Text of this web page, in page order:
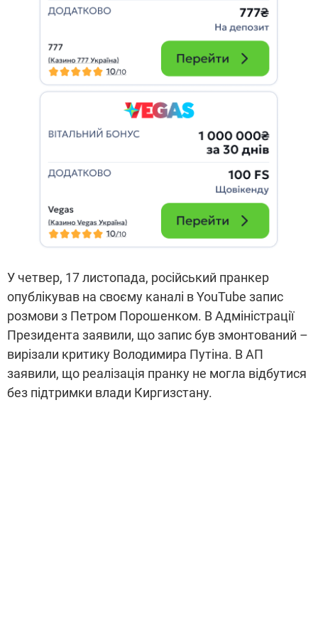
У четвер, 17 листопада, російський пранкер
опублікував на своєму каналі в YouTube запис
розмови з Петром Порошенком. В Адміністрації
Президента заявили, що запис був змонтований –
вирізали критику Володимира Путіна. В АП
заявили, що реалізація пранку не могла відбутися
без підтримки влади Киргизстану.